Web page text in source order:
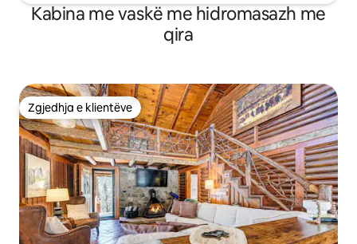
Kabina me vaskë me hidromasazh me
qira
Zgjedhja e klientëve
Zgjedhja e klientëve